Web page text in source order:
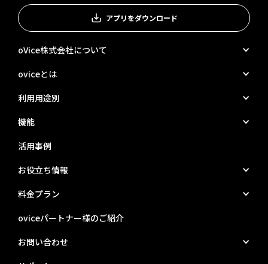
アプリをダウンロード
oVice株式会社について
oviceとは
利用用途別
機能
活用事例
お役立ち情報
料金プラン
oviceパートナー様のご紹介
お問い合わせ